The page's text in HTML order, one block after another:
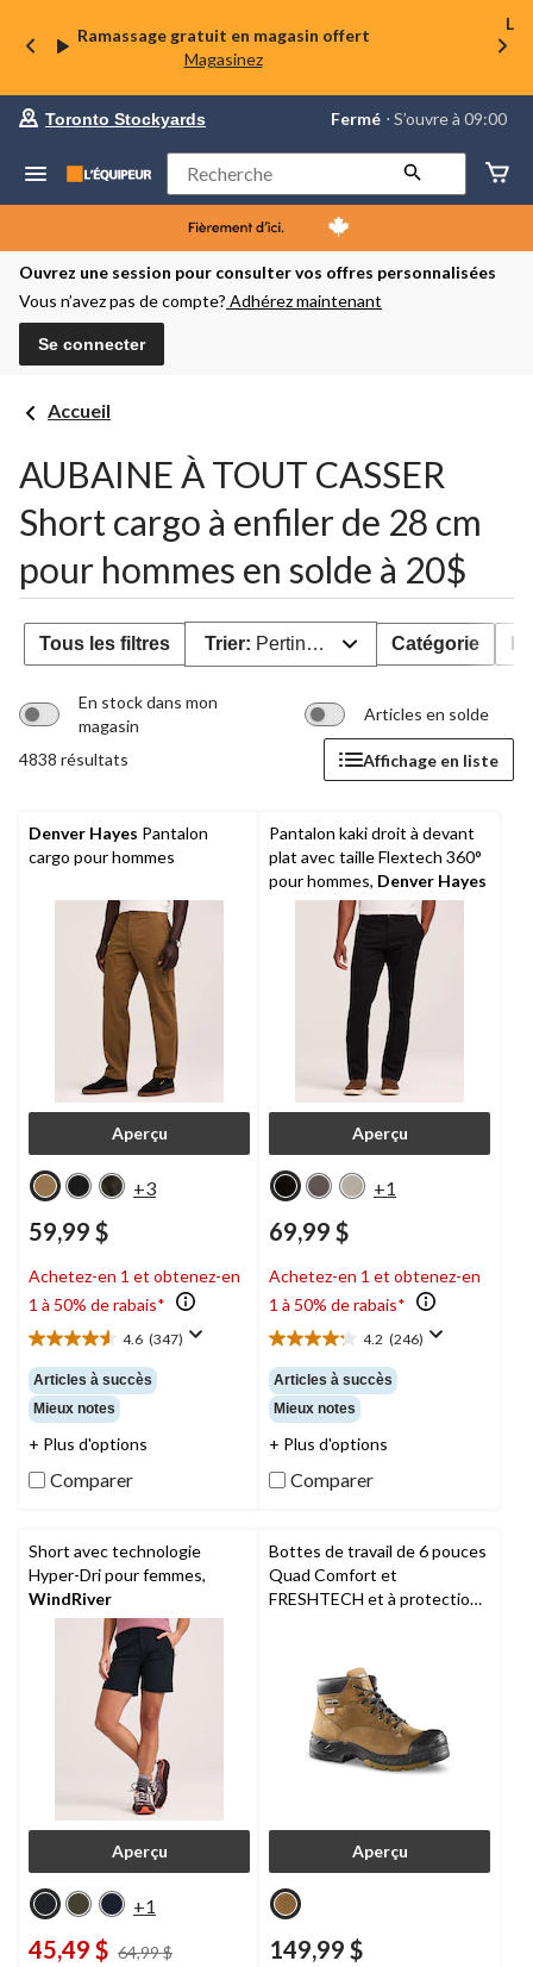
Ramassage gratuit en magasin offert
Magasinez
La
préféré
Toronto
Stockyards,
courament
Fermé,
S’ouvre
à
Toronto Stockyards Fermé ⋅ S’ouvre à 09:00
Rechercher
Ouvrez une session pour consulter vos offres personnalisées
Vous n’avez pas de compte? Adhérez maintenant
Se connecter
Accueil
AUBAINE À TOUT CASSER
Short cargo à enfiler de 28 cm
pour hommes en solde à 20$
Tous les filtres Trier: Pertinence Catégorie
En stock dans mon
magasin
Articles en solde
4838 résultats Affichage en liste
Denver Hayes Pantalon
cargo pour hommes
Aperçu
+3
59,99 $
Achetez-en 1 et obtenez-en
1 à 50% de rabais*
4.6 (347)
4.6
étoile(s)
sur
5.
347
Articles à succès
Mieux notes
+ Plus d'options
Comparer
Pantalon kaki droit à devant
plat avec taille Flextech 360°
pour hommes, Denver Hayes
Aperçu
+1
69,99 $
Achetez-en 1 et obtenez-en
1 à 50% de rabais*
4.2 (246)
4.2
étoile(s)
sur
5.
246
Articles à succès
Mieux notes
+ Plus d'options
Comparer
Short avec technologie
Hyper-Dri pour femmes,
WindRiver
Aperçu
+1
45,49 $ 64,99 $
Bottes de travail de 6 pouces
Quad Comfort et
FRESHTECH et à protection
Aperçu
149,99 $